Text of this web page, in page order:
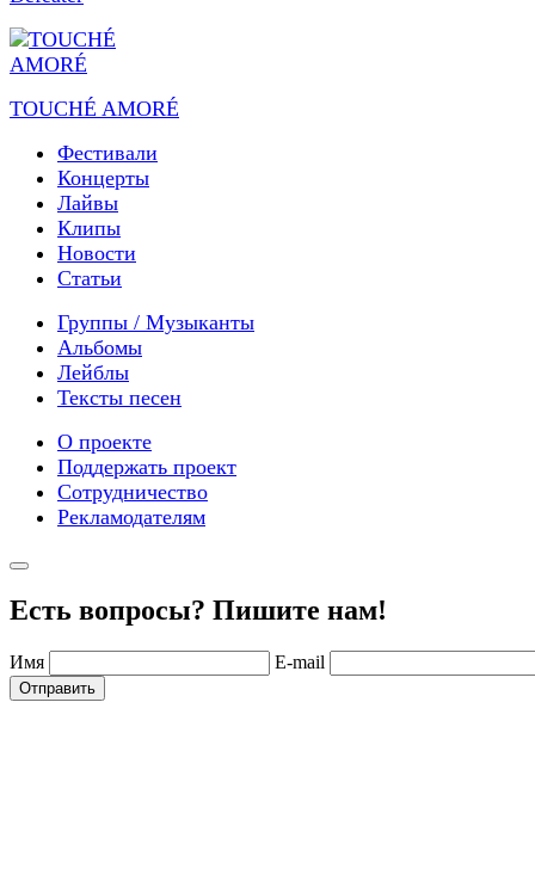
TOUCHÉ AMORÉ
Фестивали
Концерты
Лайвы
Клипы
Новости
Статьи
Группы / Музыканты
Альбомы
Лейблы
Тексты песен
О проекте
Поддержать проект
Сотрудничество
Рекламодателям
Есть вопросы? Пишите нам!
Имя E-mail